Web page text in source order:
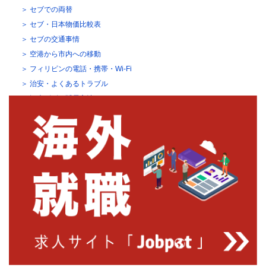
セブでの両替
セブ・日本物価比較表
セブの交通事情
空港から市内への移動
フィリピンの電話・携帯・Wi-Fi
治安・よくあるトラブル